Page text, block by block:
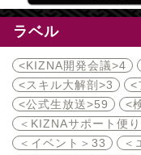
ラベル
<KIZNA開発会議>4
<スキル大解剖>3 <
<公式生放送>59 <
＜KIZNAサポート便り
＜イベント＞ 33 ＜